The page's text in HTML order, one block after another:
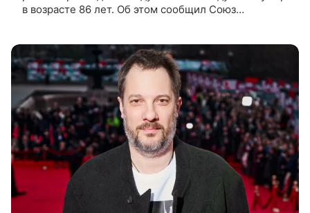
в возрасте 86 лет. Об этом сообщил Союз